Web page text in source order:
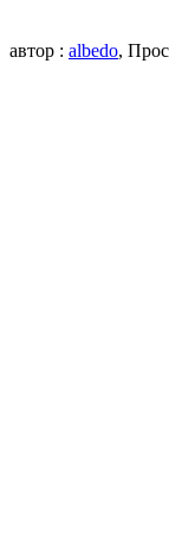
автор : albedo,